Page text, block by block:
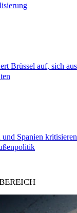
Brüssel auf, sich
Spanien